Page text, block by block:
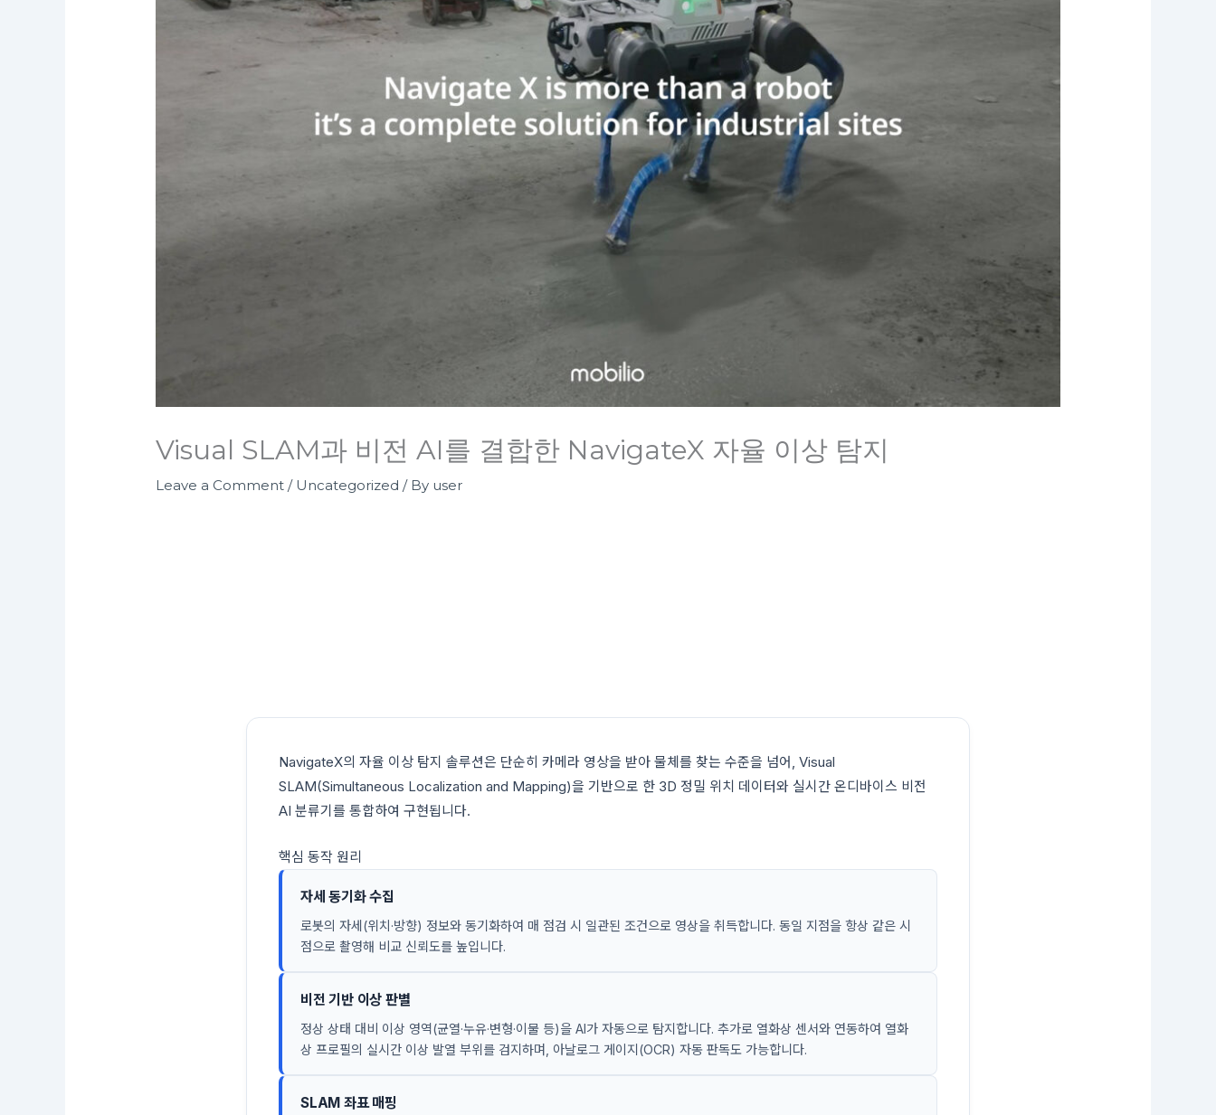
Visual SLAM과 비전 AI를 결합한 NavigateX 자율 이상 탐지
Leave a Comment / Uncategorized / By user
NavigateX의 자율 이상 탐지 솔루션은 단순히 카메라 영상을 받아 물체를 찾는 수준을 넘어, Visual
SLAM(Simultaneous Localization and Mapping)을 기반으로 한 3D 정밀 위치 데이터와 실시간 온디바이스 비전
AI 분류기를 통합하여 구현됩니다.
핵심 동작 원리
자세 동기화 수집
로봇의 자세(위치·방향) 정보와 동기화하여 매 점검 시 일관된 조건으로 영상을 취득합니다. 동일 지점을 항상 같은 시
점으로 촬영해 비교 신뢰도를 높입니다.
비전 기반 이상 판별
정상 상태 대비 이상 영역(균열·누유·변형·이물 등)을 AI가 자동으로 탐지합니다. 추가로 열화상 센서와 연동하여 열화
상 프로필의 실시간 이상 발열 부위를 검지하며, 아날로그 게이지(OCR) 자동 판독도 가능합니다.
SLAM 좌표 매핑